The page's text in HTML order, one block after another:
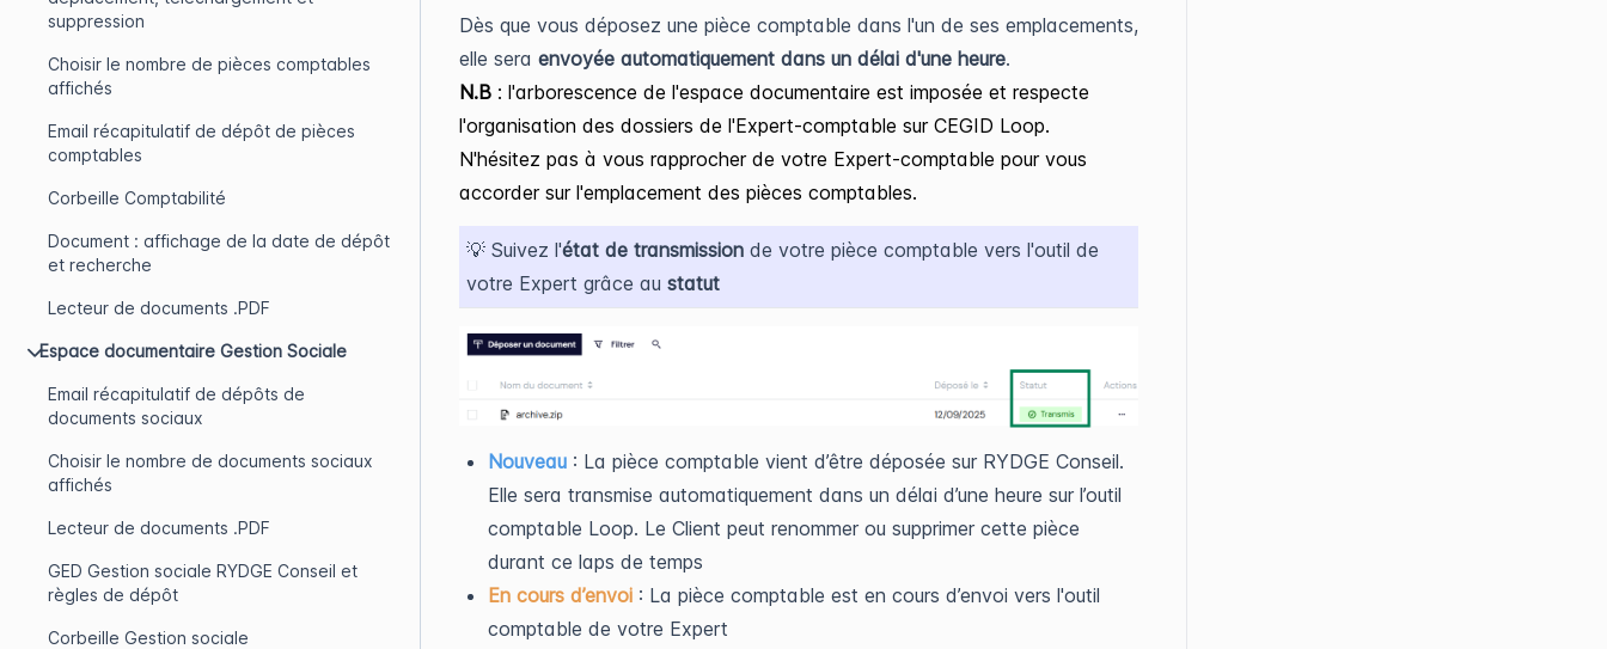
suppression
Choisir le nombre de pièces comptables
affichés
Email récapitulatif de dépôt de pièces
comptables
Corbeille Comptabilité
Document : affichage de la date de dépôt
et recherche
Lecteur de documents .PDF
Espace documentaire Gestion Sociale
Email récapitulatif de dépôts de
documents sociaux
Choisir le nombre de documents sociaux
affichés
Lecteur de documents .PDF
GED Gestion sociale RYDGE Conseil et
règles de dépôt
Corbeille Gestion sociale
Dès que vous déposez une pièce comptable dans l'un de ses emplacements,
elle sera envoyée automatiquement dans un délai d'une heure.
N.B : l'arborescence de l'espace documentaire est imposée et respecte
l'organisation des dossiers de l'Expert-comptable sur CEGID Loop.
N'hésitez pas à vous rapprocher de votre Expert-comptable pour vous
accorder sur l'emplacement des pièces comptables.
💡 Suivez l'état de transmission de votre pièce comptable vers l'outil de
votre Expert grâce austatut
Nouveau : La pièce comptable vient d’être déposée sur RYDGE Conseil.
Elle sera transmise automatiquement dans un délai d’une heure sur l’outil
comptable Loop. Le Client peut renommer ou supprimer cette pièce
durant ce laps de temps
En cours d’envoi : La pièce comptable est en cours d’envoi vers l'outil
comptable de votre Expert